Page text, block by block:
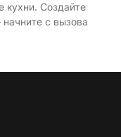
кухни. Создайте
с вызова